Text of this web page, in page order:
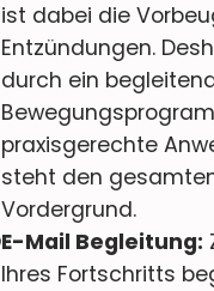
ist dabei die
Entzündungen.
durch ein
praxisgerechte
steht den
Vordergrund.
E-Mail Begleitung:
Ihres Fortschritts